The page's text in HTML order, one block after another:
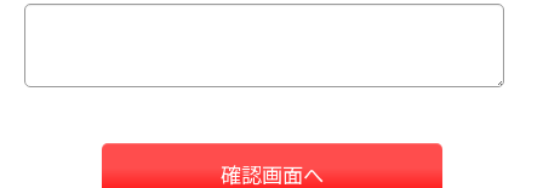
確認画面へ